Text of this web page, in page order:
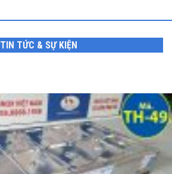
TIN TỨC & SỰ KIỆN